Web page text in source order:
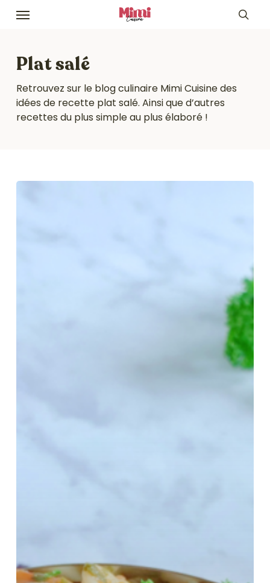
Skip
content
Menu
Plat salé
Retrouvez sur le blog culinaire Mimi Cuisine des
idées de recette plat salé. Ainsi que d’autres
recettes du plus simple au plus élaboré !